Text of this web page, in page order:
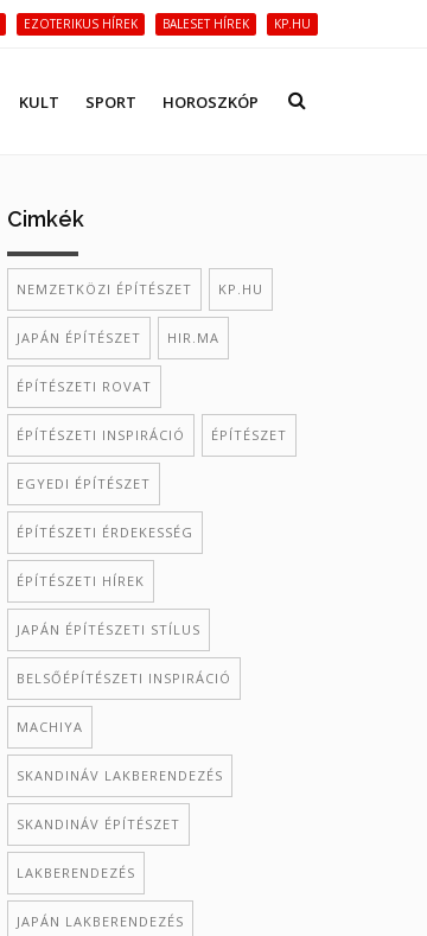
EZOTERIKUS HÍREK BALESET HÍREK KP.HU
KULT SPORT HOROSZKÓP
Cimkék
NEMZETKÖZI ÉPÍTÉSZET KP.HU
JAPÁN ÉPÍTÉSZET HIR.MA
ÉPÍTÉSZETI ROVAT
ÉPÍTÉSZETI INSPIRÁCIÓ ÉPÍTÉSZET
EGYEDI ÉPÍTÉSZET
ÉPÍTÉSZETI ÉRDEKESSÉG
ÉPÍTÉSZETI HÍREK
JAPÁN ÉPÍTÉSZETI STÍLUS
BELSŐÉPÍTÉSZETI INSPIRÁCIÓ
MACHIYA
SKANDINÁV LAKBERENDEZÉS
SKANDINÁV ÉPÍTÉSZET
LAKBERENDEZÉS
JAPÁN LAKBERENDEZÉS